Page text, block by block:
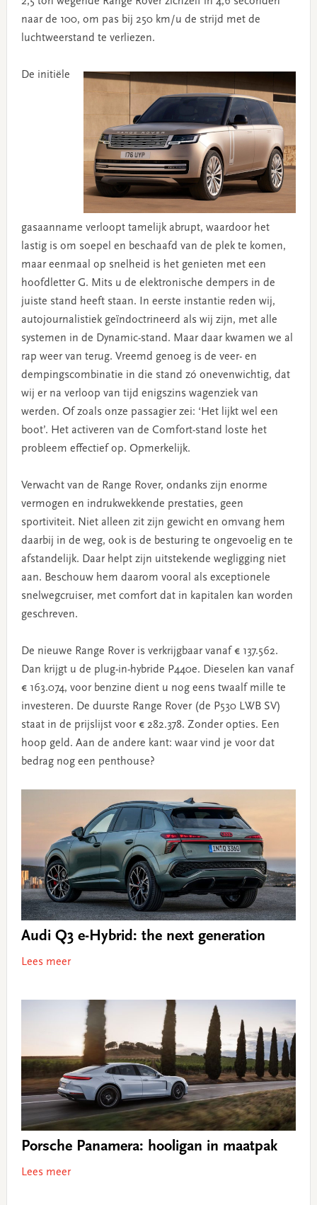
naar de 100, om pas bij 250 km/u de strijd met de
luchtweerstand te verliezen.
De initiële
gasaanname verloopt tamelijk abrupt, waardoor het
lastig is om soepel en beschaafd van de plek te komen,
maar eenmaal op snelheid is het genieten met een
hoofdletter G. Mits u de elektronische dempers in de
juiste stand heeft staan. In eerste instantie reden wij,
autojournalistiek geïndoctrineerd als wij zijn, met alle
systemen in de Dynamic-stand. Maar daar kwamen we al
rap weer van terug. Vreemd genoeg is de veer- en
dempingscombinatie in die stand zó onevenwichtig, dat
wij er na verloop van tijd enigszins wagenziek van
werden. Of zoals onze passagier zei: ‘Het lijkt wel een
boot’. Het activeren van de Comfort-stand loste het
probleem effectief op. Opmerkelijk.
Verwacht van de Range Rover, ondanks zijn enorme
vermogen en indrukwekkende prestaties, geen
sportiviteit. Niet alleen zit zijn gewicht en omvang hem
daarbij in de weg, ook is de besturing te ongevoelig en te
afstandelijk. Daar helpt zijn uitstekende wegligging niet
aan. Beschouw hem daarom vooral als exceptionele
snelwegcruiser, met comfort dat in kapitalen kan worden
geschreven.
De nieuwe Range Rover is verkrijgbaar vanaf € 137.562.
Dan krijgt u de plug-in-hybride P440e. Dieselen kan vanaf
€ 163.074, voor benzine dient u nog eens twaalf mille te
investeren. De duurste Range Rover (de P530 LWB SV)
staat in de prijslijst voor € 282.378. Zonder opties. Een
hoop geld. Aan de andere kant: waar vind je voor dat
bedrag nog een penthouse?
Audi Q3 e-Hybrid: the next generation
Lees meer
Porsche Panamera: hooligan in maatpak
Lees meer